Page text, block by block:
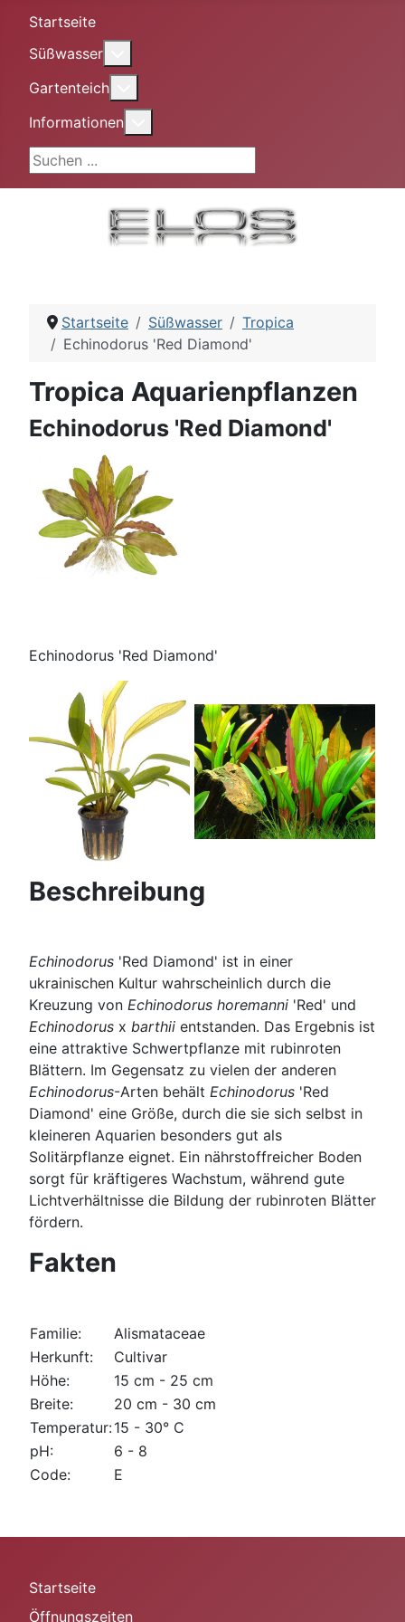
Startseite
Süßwasser
Gartenteich
Informationen
Suchen ...
Startseite Süßwasser
Tropica
Echinodorus 'Red Diamond'
Tropica Aquarienpflanzen
Echinodorus 'Red Diamond'
Echinodorus 'Red Diamond'
Beschreibung
Echinodorus 'Red Diamond' ist in einer
ukrainischen Kultur wahrscheinlich durch die
Kreuzung von Echinodorus horemanni 'Red' und
Echinodorus x barthii entstanden. Das Ergebnis ist
eine attraktive Schwertpflanze mit rubinroten
Blättern. Im Gegensatz zu vielen der anderen
Echinodorus-Arten behält Echinodorus 'Red
Diamond' eine Größe, durch die sie sich selbst in
kleineren Aquarien besonders gut als
Solitärpflanze eignet. Ein nährstoffreicher Boden
sorgt für kräftigeres Wachstum, während gute
Lichtverhältnisse die Bildung der rubinroten Blätter
fördern.
Fakten
Familie:
Alismataceae
Herkunft:
Cultivar
Höhe:
15 cm - 25 cm
Breite:
20 cm - 30 cm
Temperatur:15 - 30° C
pH:
6 - 8
Code:
E
Startseite
Öffnungszeiten